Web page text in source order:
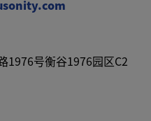
1976号衡谷1976园区C2